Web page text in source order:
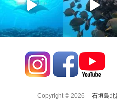
Copyright © 2026
石垣島北